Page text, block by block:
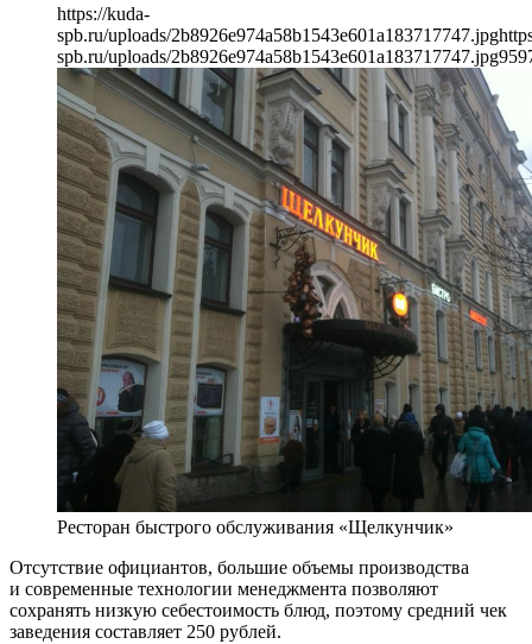
https://kuda-
spb.ru/uploads/2b8926e974a58b1543e601a183717747.jpg
spb.ru/uploads/2b8926e974a58b1543e601a183717747.jpg959
Ресторан быстрого обслуживания «Щелкунчик»
Отсутствие официантов, большие объемы производства
и современные технологии менеджмента позволяют
сохранять низкую себестоимость блюд, поэтому средний чек
заведения составляет 250 рублей.